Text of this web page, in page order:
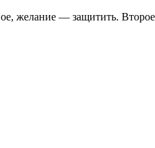
желание — защитить.